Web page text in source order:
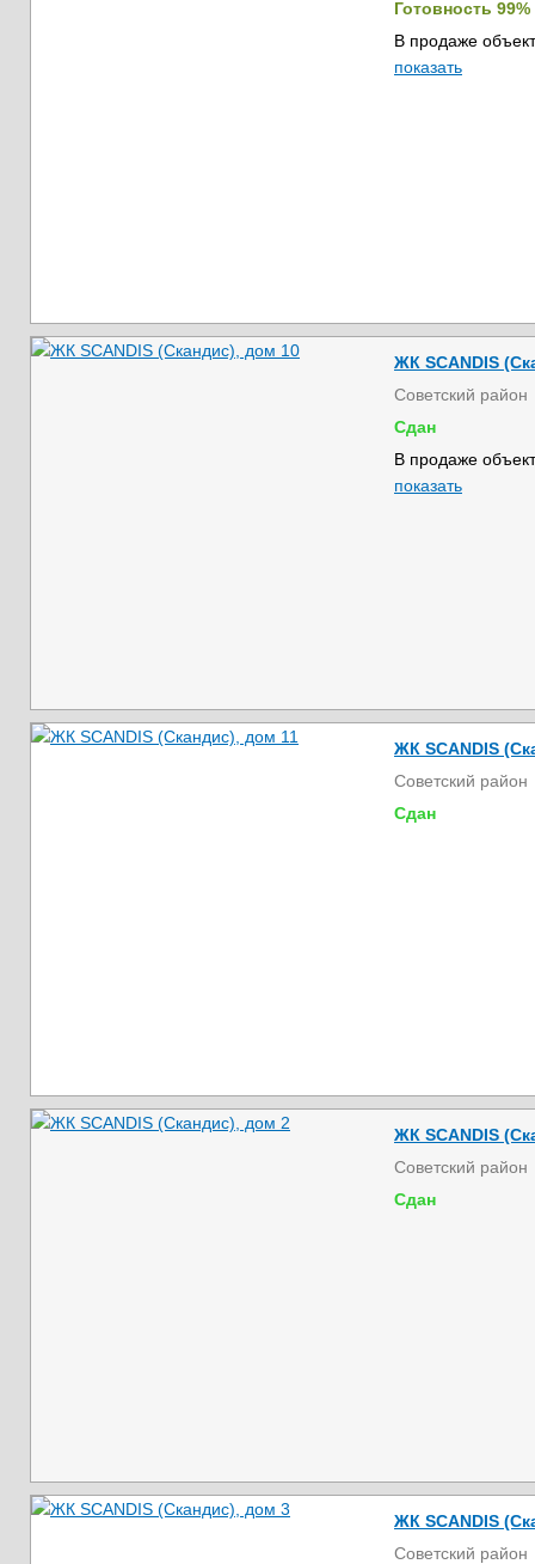
Готовность 99%
В продаже
показать
ЖК SCANDIS
Советский район
Сдан
В продаже
показать
ЖК SCANDIS
Советский район
Сдан
ЖК SCANDIS
Советский район
Сдан
ЖК SCANDIS
Советский район